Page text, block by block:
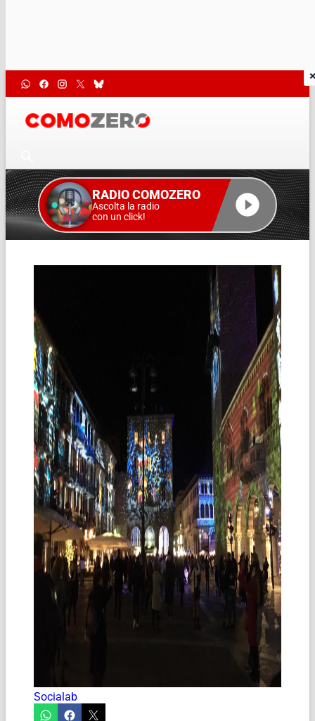
RADIO COMOZERO
Ascolta la radio
con un click!
Socialab